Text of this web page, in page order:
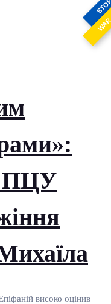
ПЦУ
високо оцінив